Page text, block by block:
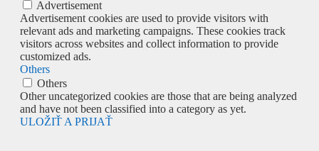
Advertisement
Advertisement cookies are used to provide visitors with
relevant ads and marketing campaigns. These cookies track
visitors across websites and collect information to provide
customized ads.
Others
Others
Other uncategorized cookies are those that are being analyzed
and have not been classified into a category as yet.
ULOŽIŤ A PRIJAŤ